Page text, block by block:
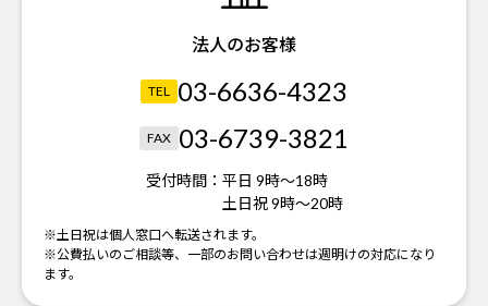
法人のお客様
TEL 03-6636-4323
FAX 03-6739-3821
受付時間： 平日 9時～18時
土日祝 9時～20時
※土日祝は個人窓口へ転送されます。
※公費払いのご相談等、一部のお問い合わせは週明けの対応になり
ます。